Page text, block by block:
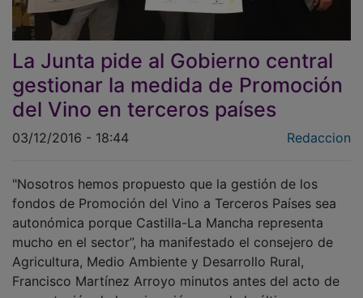
La Junta pide al Gobierno central
gestionar la medida de Promoción
del Vino en terceros países
fondos de Promoción del Vino a Terceros Países sea
autonómica porque Castilla-La Mancha representa
mucho en el sector”, ha manifestado el consejero de
Agricultura, Medio Ambiente y Desarrollo Rural,
Francisco Martínez Arroyo minutos antes del acto de
presentación de los vinos jóvenes de la última